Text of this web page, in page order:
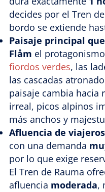
decides por el Tren
bordo se extiende
Paisaje principal
Flåm el
fiordos verdes, las
las cascadas
paisaje cambia hacia
irreal, picos alpinos
más anchos y
Afluencia de
con una demanda
por lo que exige
El Tren de Rauma
afluencia moderada,